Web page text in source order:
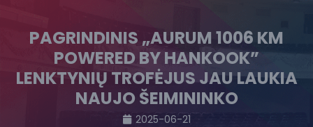
PAGRINDINIS „AURUM 1006 KM
POWERED BY HANKOOK”
LENKTYNIŲ TROFĖJUS JAU LAUKIA
NAUJO ŠEIMININKO
2025-06-21